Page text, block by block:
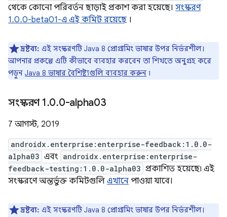
থেকে কোনো পরিবর্তন ছাড়াই প্রকাশ করা হয়েছে। সংস্করণ
1.0.0-beta01-এ এই কমিট রয়েছে ।
দ্রষ্টব্য: এই সংস্করণটি Java 8 প্রোগ্রামিং ভাষার উপর নির্ভরশীল।
আপনার প্রকল্পে এটি কীভাবে ব্যবহার করবেন তা শিখতে অনুগ্রহ করে
পড়ুন Java 8 ভাষার বৈশিষ্ট্যগুলি ব্যবহার করুন ৷
সংস্করণ 1.0.0-alpha03
7 আগস্ট, 2019
androidx.enterprise:enterprise-feedback:1.0.0-
alpha03 এবং androidx.enterprise:enterprise-
feedback-testing:1.0.0-alpha03 প্রকাশিত হয়েছে৷ এই
সংস্করণে অন্তর্ভুক্ত কমিটগুলি এখানে পাওয়া যাবে।
দ্রষ্টব্য: এই সংস্করণটি Java 8 প্রোগ্রামিং ভাষার উপর নির্ভরশীল।